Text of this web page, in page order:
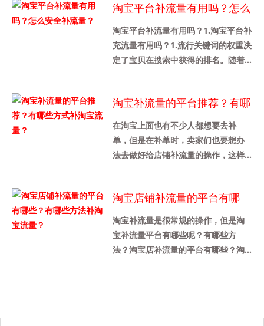
淘宝平台补流量有用吗？怎么
安全补流量？
淘宝平台补流量有用吗？1.淘宝平台补
充流量有用吗？1.流行关键词的权重决
定了宝贝在搜索中获得的排名。随着
淘宝补流量的平台推荐？有哪
些方式补淘宝流量？
在淘宝上面也有不少人都想要去补
单，但是在补单时，卖家们也要想办
法去做好给店铺补流量的操作，这样
补......
淘宝店铺补流量的平台有哪
些？有哪些方法补淘宝流量？
淘宝补流量是很常规的操作，但是淘
宝补流量平台有哪些呢？有哪些方
法？淘宝店补流量的平台有哪些？淘